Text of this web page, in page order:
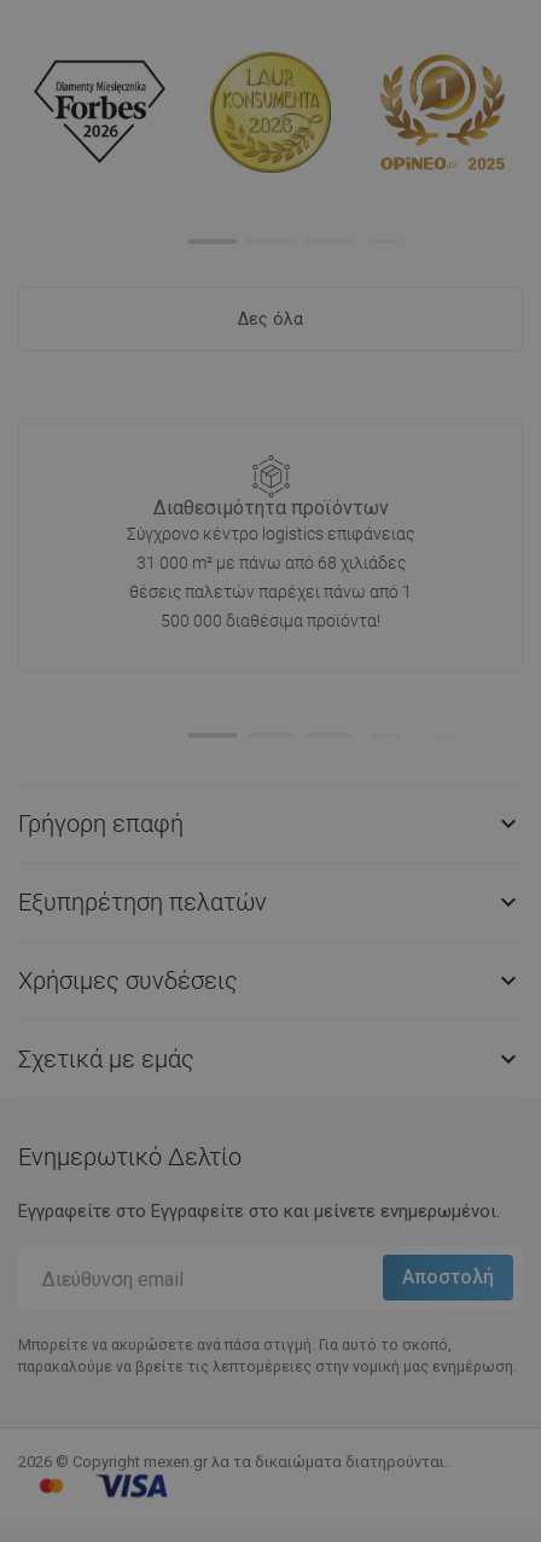
Δες όλα
Διαθεσιμότητα προϊόντων
Σύγχρονο κέντρο logistics επιφάνειας
31 000 m² με πάνω από 68 χιλιάδες
θέσεις παλετών παρέχει πάνω από 1
500 000 διαθέσιμα προϊόντα!
Γρήγορη επαφή 
Εξυπηρέτηση πελατών 
Χρήσιμες συνδέσεις 
Σχετικά με εμάς 
Ενημερωτικό Δελτίο
Εγγραφείτε στο Eγγραφείτε στο και μείνετε ενημερωμένοι.
Μπορείτε να ακυρώσετε ανά πάσα στιγμή. Για αυτό το σκοπό,
παρακαλούμε να βρείτε τις λεπτομέρειες στην νομική μας ενημέρωση.
2026 © Copyright mexen.gr λα τα δικαιώματα διατηρούνται.